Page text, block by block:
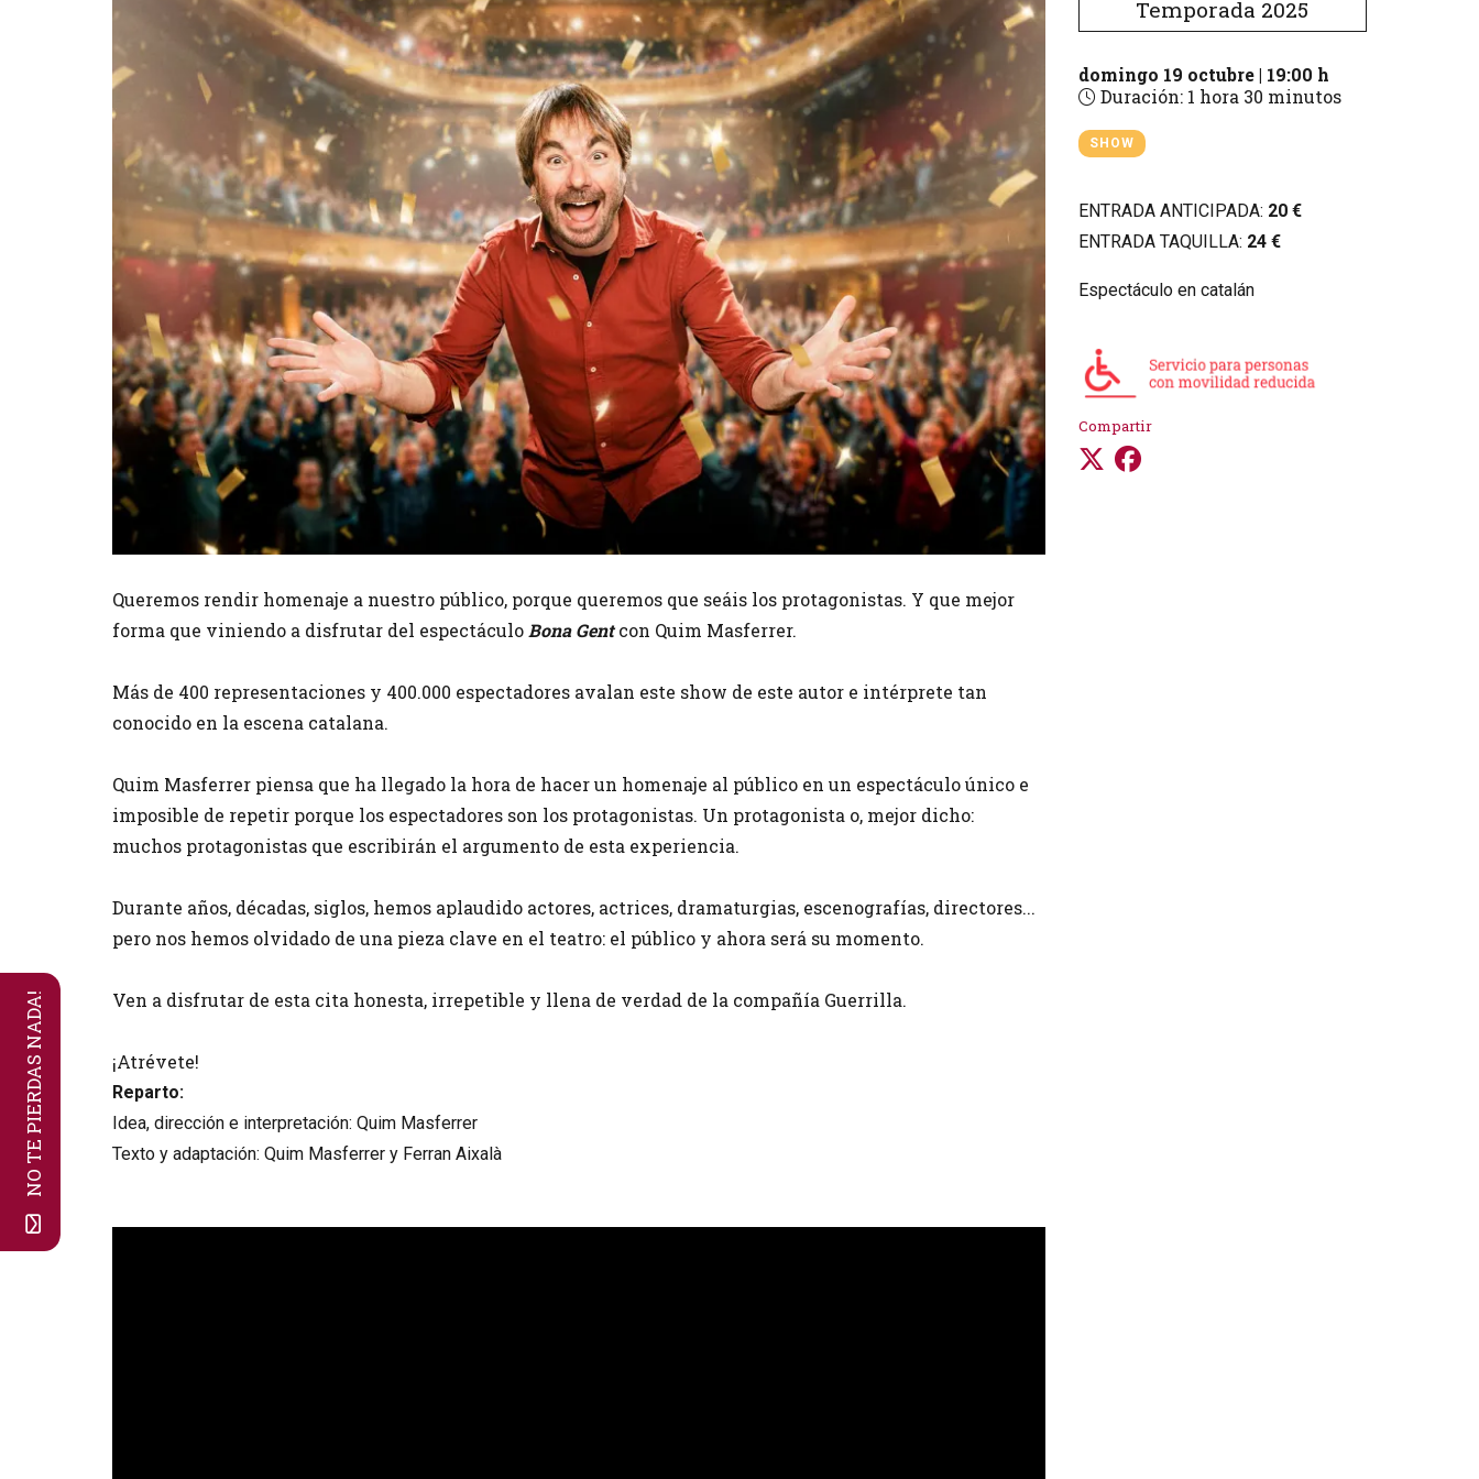
NO TE PIERDAS NADA!
Temporada 2025
domingo 19 octubre| 19:00 h
Duración:1 hora 30 minutos
SHOW
ENTRADA ANTICIPADA: 20 €
ENTRADA TAQUILLA: 24 €
Espectáculo en catalán
Compartir
Queremos rendir homenaje a nuestro público, porque queremos que seáis los protagonistas. Y que mejor
forma que viniendo a disfrutar del espectáculo Bona Gentcon Quim Masferrer.
Más de 400 representaciones y 400.000 espectadores avalan este show de este autor e intérprete tan
conocido en la escena catalana.
Quim Masferrer piensa que ha llegado la hora de hacer un homenaje al público en un espectáculo único e
imposible de repetir porque los espectadores son los protagonistas. Un protagonista o, mejor dicho:
muchos protagonistas que escribirán el argumento de esta experiencia.
Durante años, décadas, siglos, hemos aplaudido actores, actrices, dramaturgias, escenografías, directores...
pero nos hemos olvidado de una pieza clave en el teatro: el público y ahora será su momento.
Ven a disfrutar de esta cita honesta, irrepetible y llena de verdad de la compañía Guerrilla.
¡Atrévete!
Reparto:
Idea, dirección e interpretación: Quim Masferrer
Texto y adaptación: Quim Masferrer y Ferran Aixalà